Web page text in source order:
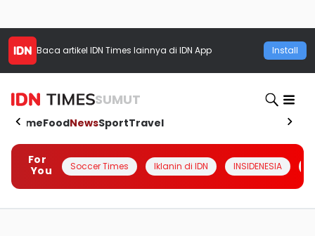
Baca artikel IDN Times lainnya di IDN App Install
SUMUT
HomeFoodNewsSportTravel
For
You
Soccer Times Iklanin di IDN INSIDENESIA